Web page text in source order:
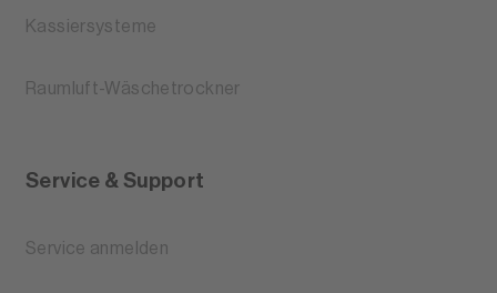
Kassiersysteme
Raumluft-Wäschetrockner
Service & Support
Service anmelden